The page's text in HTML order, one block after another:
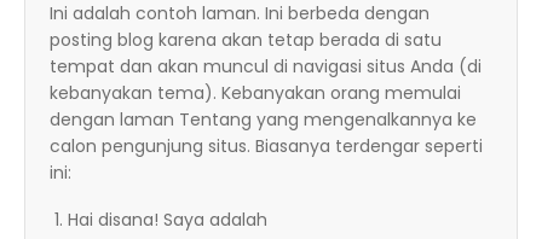
Ini adalah contoh laman. Ini berbeda dengan
posting blog karena akan tetap berada di satu
tempat dan akan muncul di navigasi situs Anda (di
kebanyakan tema). Kebanyakan orang memulai
dengan laman Tentang yang mengenalkannya ke
calon pengunjung situs. Biasanya terdengar seperti
ini:
Hai disana! Saya adalah